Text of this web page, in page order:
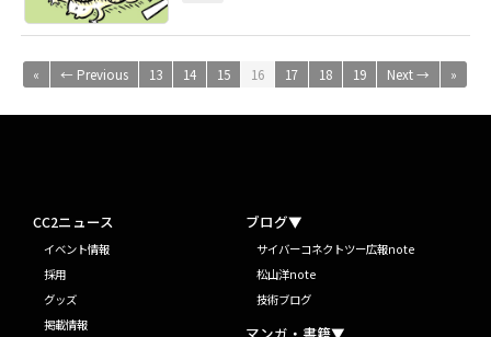
« ← Previous 13 14 15 16 17 18 19 Next → »
CC2ニュース
イベント情報
採用
グッズ
掲載情報
ブログ▼
サイバーコネクトツー広報note
松山洋note
技術ブログ